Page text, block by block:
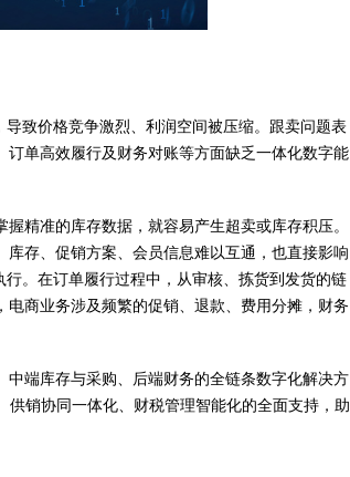
致价格竞争激烈、利润空间被压缩。跟卖问题表
单高效履行及财务对账等方面缺乏一体化数字能
精准的库存数据，就容易产生超卖或库存积压。
存、促销方案、会员信息难以互通，也直接影响
。在订单履行过程中，从审核、拣货到发货的链
商业务涉及频繁的促销、退款、费用分摊，财务
端库存与采购、后端财务的全链条数字化解决方
销协同一体化、财税管理智能化的全面支持，助